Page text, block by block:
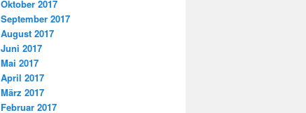
Oktober 2017
September 2017
August 2017
Juni 2017
Mai 2017
April 2017
März 2017
Februar 2017